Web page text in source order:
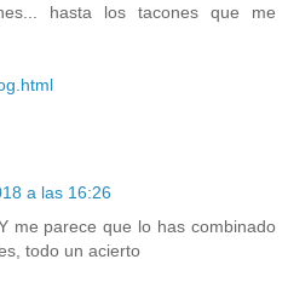
hasta los tacones que me
a las 16:26
me parece que lo has combinado
todo un acierto